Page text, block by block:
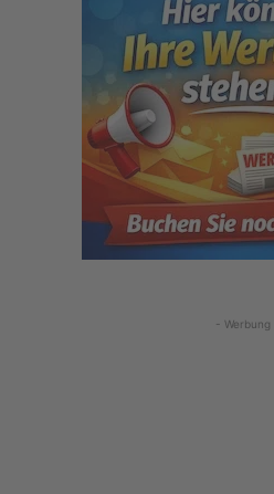
- Werbung -